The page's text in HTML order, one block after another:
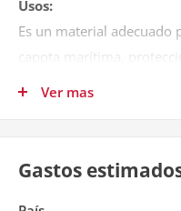
Usos:
Es un material adecuado
capota marítima,
Material: PVC + Tejido
Ver mas
Gastos